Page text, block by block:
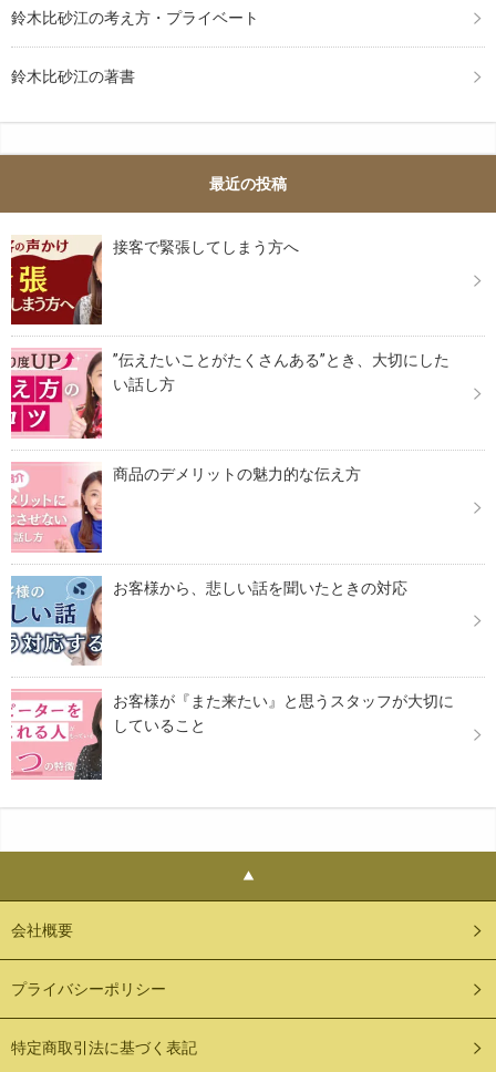
鈴木比砂江の考え方・プライベート
鈴木比砂江の著書
最近の投稿
接客で緊張してしまう方へ
”伝えたいことがたくさんある”とき、大切にした
い話し方
商品のデメリットの魅力的な伝え方
お客様から、悲しい話を聞いたときの対応
お客様が『また来たい』と思うスタッフが大切に
していること
会社概要
プライバシーポリシー
特定商取引法に基づく表記